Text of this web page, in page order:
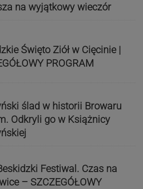
na wyjątkowy wieczór
Święto Ziół w Cięcinie |
PROGRAM
ślad w historii Browaru
Odkryli go w Książnicy
Festiwal. Czas na
– SZCZEGÓŁOWY